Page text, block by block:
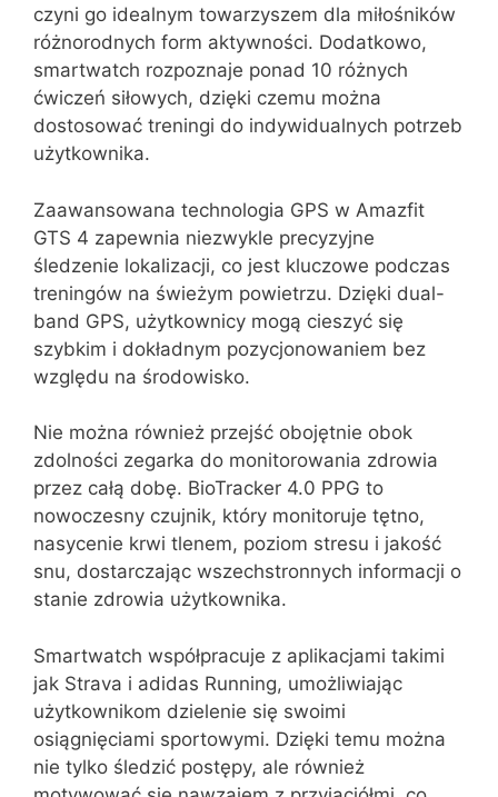
czyni go idealnym towarzyszem dla miłośników
różnorodnych form aktywności. Dodatkowo,
smartwatch rozpoznaje ponad 10 różnych
ćwiczeń siłowych, dzięki czemu można
dostosować treningi do indywidualnych potrzeb
użytkownika.
Zaawansowana technologia GPS w Amazfit
GTS 4 zapewnia niezwykle precyzyjne
śledzenie lokalizacji, co jest kluczowe podczas
treningów na świeżym powietrzu. Dzięki dual-
band GPS, użytkownicy mogą cieszyć się
szybkim i dokładnym pozycjonowaniem bez
względu na środowisko.
Nie można również przejść obojętnie obok
zdolności zegarka do monitorowania zdrowia
przez całą dobę. BioTracker 4.0 PPG to
nowoczesny czujnik, który monitoruje tętno,
nasycenie krwi tlenem, poziom stresu i jakość
snu, dostarczając wszechstronnych informacji o
stanie zdrowia użytkownika.
Smartwatch współpracuje z aplikacjami takimi
jak Strava i adidas Running, umożliwiając
użytkownikom dzielenie się swoimi
osiągnięciami sportowymi. Dzięki temu można
nie tylko śledzić postępy, ale również